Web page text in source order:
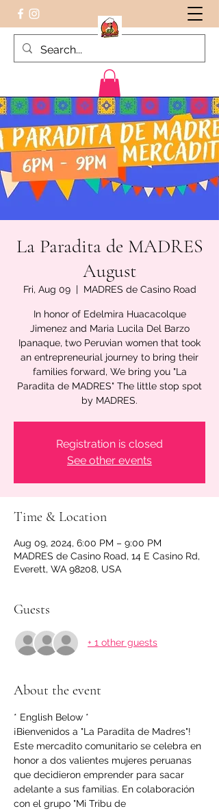
Peruvian food on the Go
La Paradita de MADRES
August
Fri, Aug 09
  |
MADRES de Casino Road
In honor of Edelmira Huacacolque
Jimenez and Maria Lucila Del Barzo
Ipanaque, two Peruvian women that took
an entrepreneurial journey to bring their
families forward, We bring you "La
Paradita de MADRES" The little stop spot
by MADRES.
Registration is closed
See other events
Time & Location
Aug 09, 2024, 6:00 PM – 9:00 PM
MADRES de Casino Road, 14 E Casino Rd,
Everett, WA 98208, USA
Guests
+ 1 other guests
About the event
* English Below *
¡Bienvenidos a "La Paradita de Madres"!
Este mercadito comunitario se celebra en
honor a dos valientes mujeres peruanas
que decidieron emprender para sacar
adelante a sus familias. En colaboración
con el grupo "Mi Tribu de